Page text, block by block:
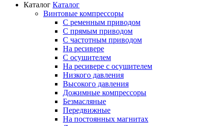
Каталог Каталог
Винтовые компрессоры
С ременным приводом
С прямым приводом
С частотным приводом
На ресивере
С осушителем
На ресивере с осушителем
Низкого давления
Высокого давления
Дожимные компрессоры
Безмасляные
Передвижные
На постоянных магнитах